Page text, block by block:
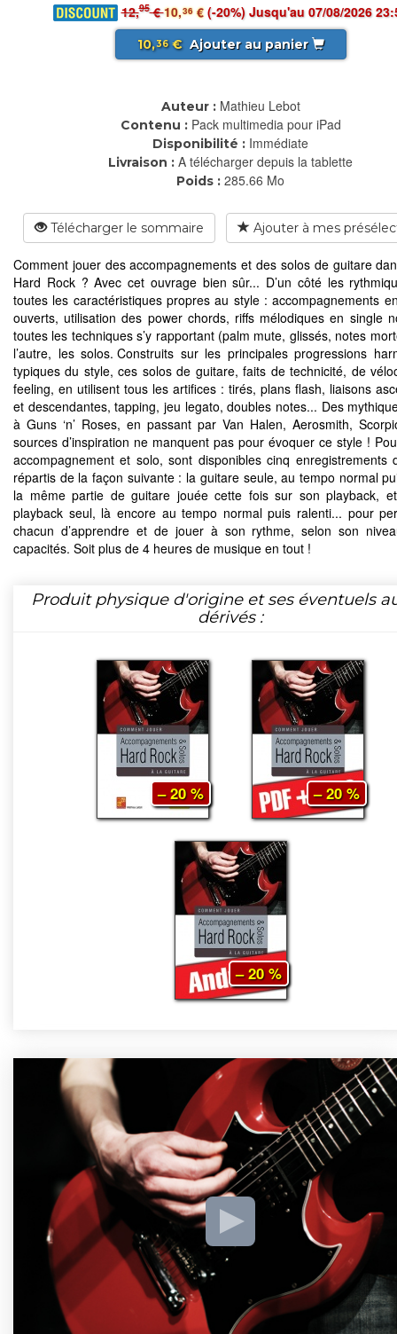
12,95€10,36€(-20%) Jusqu'au 07/08/2026
10,36€ Ajouter au panier
Auteur : Mathieu Lebot
Contenu : Pack multimedia pour iPad
Disponibilité : Immédiate
Livraison : A télécharger depuis la tablette
Poids : 285.66 Mo
Télécharger le sommaire Ajouter à mes
Comment jouer des accompagnements et des solos de guitare
Hard Rock ? Avec cet ouvrage bien sûr... D’un côté les
toutes les caractéristiques propres au style : accompagnements
ouverts, utilisation des power chords, riffs mélodiques en single
toutes les techniques s’y rapportant (palm mute, glissés, notes
l’autre, les solos. Construits sur les principales progressions
typiques du style, ces solos de guitare, faits de technicité, de
feeling, en utilisent tous les artifices : tirés, plans flash, liaisons
et descendantes, tapping, jeu legato, doubles notes... Des
à Guns ‘n’ Roses, en passant par Van Halen, Aerosmith,
sources d’inspiration ne manquent pas pour évoquer ce style !
accompagnement et solo, sont disponibles cinq enregistrements
répartis de la façon suivante : la guitare seule, au tempo normal
la même partie de guitare jouée cette fois sur son playback,
playback seul, là encore au tempo normal puis ralenti... pour
chacun d’apprendre et de jouer à son rythme, selon son
capacités. Soit plus de 4 heures de musique en tout !
Produit physique d'origine et ses éventuels
dérivés :
– 20 % – 20 %
– 20 %